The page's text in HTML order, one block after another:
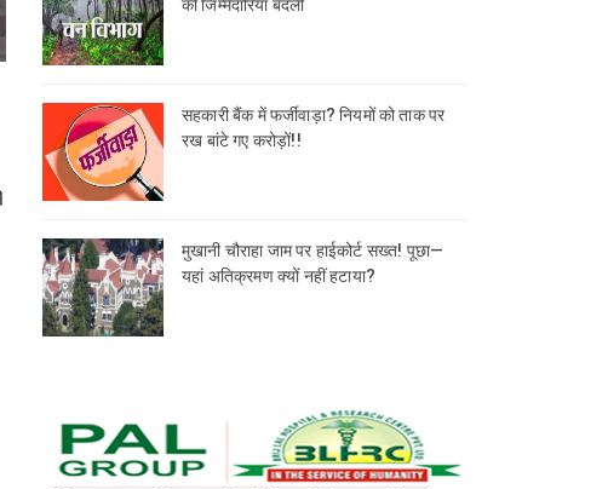
की जिम्मेदारियां बदलीं
सहकारी बैंक में फर्जीवाड़ा? नियमों को ताक पर
रख बांटे गए करोड़ों!!
मुखानी चौराहा जाम पर हाईकोर्ट सख्त! पूछा—
यहां अतिक्रमण क्यों नहीं हटाया?